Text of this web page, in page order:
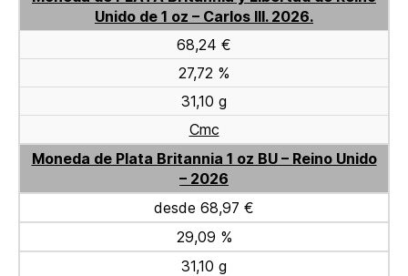
Unido de 1 oz – Carlos III. 2026.
68,24 €
27,72 %
31,10 g
Cmc
Moneda de Plata Britannia 1 oz BU – Reino Unido
– 2026
desde 68,97 €
29,09 %
31,10 g